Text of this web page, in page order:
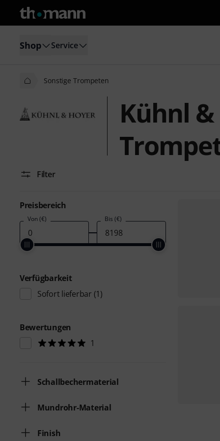
Shop Service
Sonstige Trompeten
Kühnl
Filter
Preisbereich
Von (€) Bis (€)
Verfügbarkeit
Sofort lieferbar (1)
Bewertungen
1
Schallbechermaterial
Mundrohr-Material
Finish